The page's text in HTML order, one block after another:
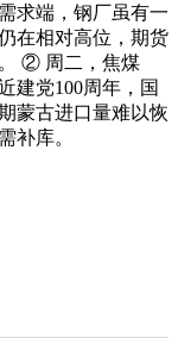
求端，钢厂虽有一
在相对高位，期货
② 周二，焦煤
建党100周年，国
蒙古进口量难以恢
补库。